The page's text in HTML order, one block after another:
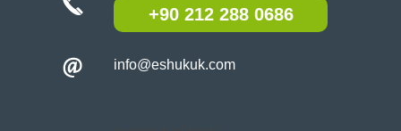
+90 212 288 0686
info@eshukuk.com